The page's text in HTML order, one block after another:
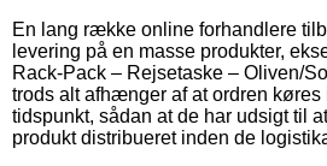
En lang række online forhandlere
levering på en masse produkter,
Rack-Pack – Rejsetaske – Oliven/
trods alt afhænger af at ordren
tidspunkt, sådan at de har udsigt til
produkt distribueret inden de